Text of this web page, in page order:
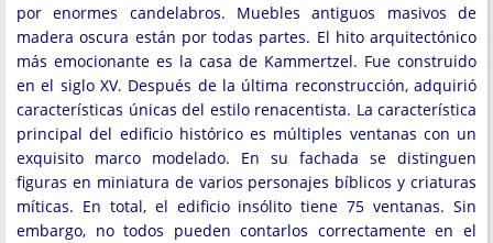
por enormes candelabros. Muebles antiguos masivos de
madera oscura están por todas partes. El hito arquitectónico
más emocionante es la casa de Kammertzel. Fue construido
en el siglo XV. Después de la última reconstrucción, adquirió
características únicas del estilo renacentista. La característica
principal del edificio histórico es múltiples ventanas con un
exquisito marco modelado. En su fachada se distinguen
figuras en miniatura de varios personajes bíblicos y criaturas
míticas. En total, el edificio insólito tiene 75 ventanas. Sin
embargo, no todos pueden contarlos correctamente en el